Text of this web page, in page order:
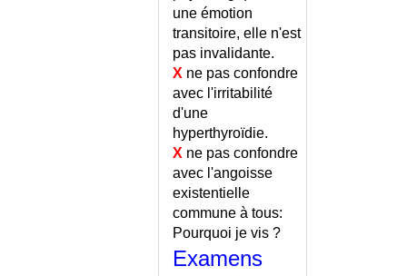
BASEDOW (MALADIE DE)
BCG - COMPLICATIONS
BEHCET (MALADIE DE)
BICUSPIDIE AORTIQUE
une émotion
transitoire, elle n'est
pas invalidante.
X ne pas confondre
avec l'irritabilité
d'une
hyperthyroïdie.
X ne pas confondre
avec l'angoisse
existentielle
commune à tous:
Pourquoi je vis ?
Examens